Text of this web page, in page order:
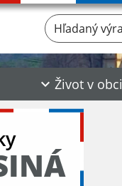
Hľadaný výraz...
Život v obci